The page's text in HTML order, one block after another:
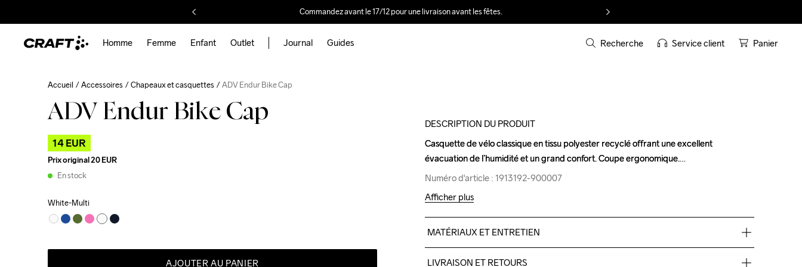
Commandez avant le 17/12 pour une livraison avant les fêtes.
Homme Femme Enfant Outlet Journal Guides Recherche Service client Panier
Accueil Accessoires Chapeaux et casquettes ADV Endur Bike Cap
ADV Endur Bike Cap
14 EUR
Prix original20 EUR
En stock
White-Multi
AJOUTER AU PANIER
DESCRIPTION DU PRODUIT
Casquette de vélo classique en tissu polyester recyclé offrant une excellent
évacuation de l’humidité et un grand confort. Coupe ergonomique.
Numéro d'article : 1913192-900007
Casquette de vélo classique en tissu polyester recyclé offrant une excellent
évacuation de l’humidité et un grand confort. Coupe ergonomique.
Numéro d'article : 1913192-900007
Afficher plus
MATÉRIAUX ET ENTRETIEN
LIVRAISON ET RETOURS